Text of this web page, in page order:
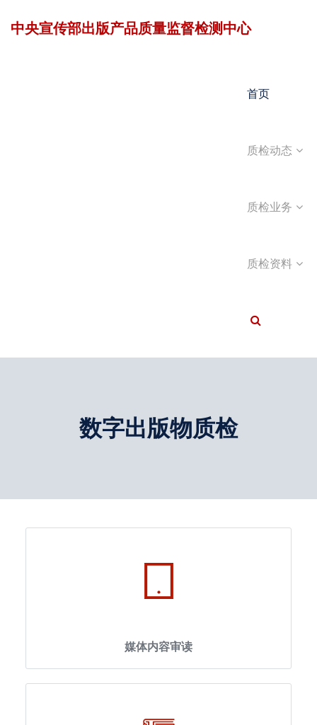
中央宣传部出版产品质量监督检测中心
首页
质检动态
质检业务
质检资料
数字出版物质检
媒体内容审读